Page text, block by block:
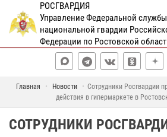
РОСГВАРДИЯ
Управление Федеральной
национальной гвардии
Федерации по Ростовской
Главная Новости
Сотрудники Росгвардии
действия в гипермаркете в
СОТРУДНИКИ